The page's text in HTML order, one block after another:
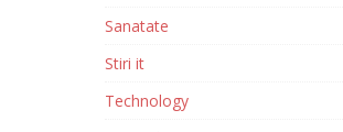
Sanatate
Stiri it
Technology